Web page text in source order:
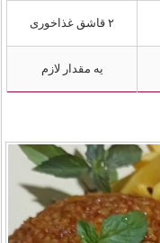
۲ قاشق غذاخوری
یه مقدار لازم